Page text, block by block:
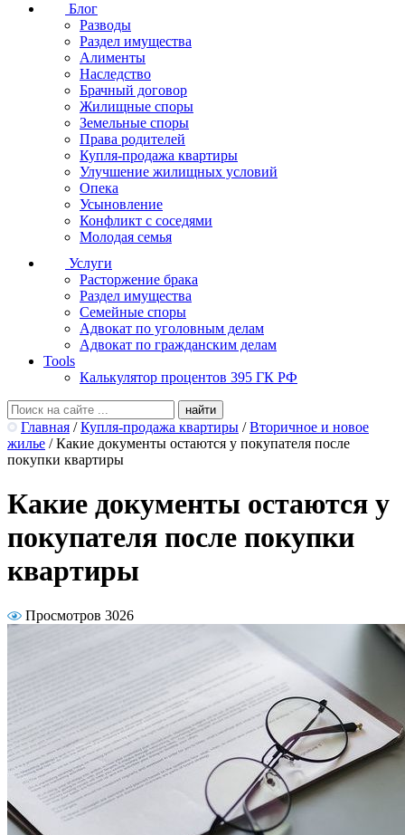
Блог
Разводы
Раздел имущества
Алименты
Наследство
Брачный договор
Жилищные споры
Земельные споры
Права родителей
Купля-продажа квартиры
Улучшение жилищных условий
Опека
Усыновление
Конфликт с соседями
Молодая семья
Услуги
Расторжение брака
Раздел имущества
Семейные споры
Адвокат по уголовным делам
Адвокат по гражданским делам
Tools
Калькулятор процентов 395 ГК РФ
Главная / Купля-продажа квартиры / Вторичное и новое
жилье / Какие документы остаются у покупателя после
покупки квартиры
Какие документы остаются у
покупателя после покупки
квартиры
Просмотров 3026